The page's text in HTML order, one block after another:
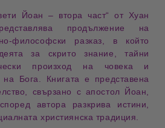
Йоан – втора част“ от Хуан
продължение на
философски разказ, в който
за скрито знание ,тайни
произход на човека и
на Бога
. Книгата е представена
свързано с апостол Йоан,
автора разкрива истини,
християнска традиция.